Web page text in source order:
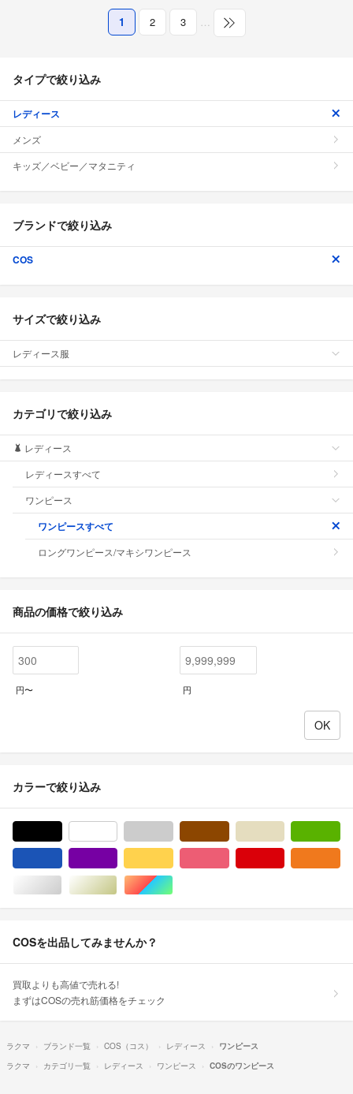
1 2 3 …
タイプで絞り込み
レディース
メンズ
キッズ／ベビー／マタニティ
ブランドで絞り込み
COS
サイズで絞り込み
レディース服
カテゴリで絞り込み
レディース
レディースすべて
ワンピース
ワンピースすべて
ロングワンピース/マキシワンピース
商品の価格で絞り込み
円〜 円
カラーで絞り込み
シルバー/銀色系ゴールド/金色系マルチカラー
COSを出品してみませんか？
買取よりも高値で売れる!
まずはCOSの売れ筋価格をチェック
ラクマ ブランド一覧 COS（コス） レディース
ワンピース
ラクマ
カテゴリ一覧 レディース ワンピース COSのワンピース